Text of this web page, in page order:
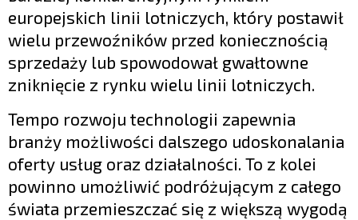
europejskich linii lotniczych, który postawił
wielu przewoźników przed koniecznością
sprzedaży lub spowodował gwałtowne
zniknięcie z rynku wielu linii lotniczych.
Tempo rozwoju technologii zapewnia
branży możliwości dalszego udoskonalania
oferty usług oraz działalności. To z kolei
powinno umożliwić podróżującym z całego
świata przemieszczać się z większą wygodą